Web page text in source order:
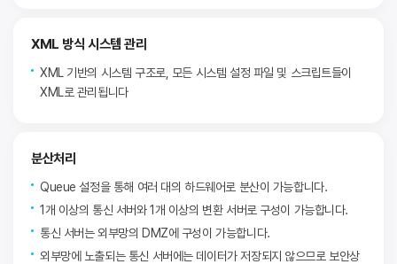
XML 방식 시스템 관리
XML 기반의 시스템 구조로, 모든 시스템 설정 파일 및 스크립트들이
XML로 관리됩니다
분산처리
Queue 설정을 통해 여러 대의 하드웨어로 분산이 가능합니다.
1개 이상의 통신 서버와 1개 이상의 변환 서버로 구성이 가능합니다.
통신 서버는 외부망의 DMZ에 구성이 가능합니다.
외부망에 노출되는 통신 서버에는 데이터가 저장되지 않으므로 보안상